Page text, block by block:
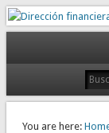
Gestión empresarial
You are here: